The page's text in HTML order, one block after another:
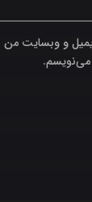
و وبسایت من
می‌نویسم.